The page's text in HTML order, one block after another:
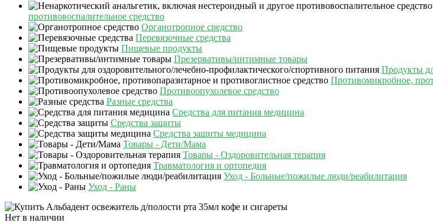
противовоспалительное средство
Органотропное средство
Перевязочные средства
Пищевые продукты
Презервативы/интимные товары
Продукты
Противомикробное,
Противоопухолевое средство
Разные средства
Средства для питания медицина
Средства защиты
Средства защиты медицина
Товары - Дети/Мама
Товары - Оздоровительная терапия
Травматология и ортопедия
Уход - Больные/пожилые люди/реабилитация
Уход - Раны
Нет в наличии